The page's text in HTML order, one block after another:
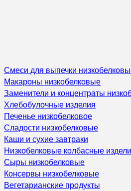
Смеси для выпечки
Макароны низкобелковые
Заменители и концентраты
Хлебобулочные изделия
Печенье низкобелковое
Сладости низкобелковые
Каши и сухие завтраки
Низкобелковые колбасные
Сыры низкобелковые
Консервы низкобелковые
Вегетарианские продукты